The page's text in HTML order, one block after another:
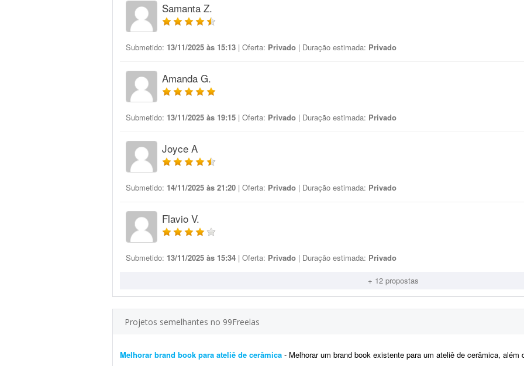
Samanta Z.
Submetido: 13/11/2025 às 15:13 | Oferta: Privado | Duração estimada: Privado
Amanda G.
Submetido: 13/11/2025 às 19:15 | Oferta: Privado | Duração estimada: Privado
Joyce A
Submetido: 14/11/2025 às 21:20 | Oferta: Privado | Duração estimada: Privado
Flavio V.
Submetido: 13/11/2025 às 15:34 | Oferta: Privado | Duração estimada: Privado
+ 12 propostas
Projetos semelhantes no 99Freelas
Melhorar brand book para ateliê de cerâmica - Melhorar um brand book existente para um ateliê de cerâmica, além de toda a parte de papelaria; por